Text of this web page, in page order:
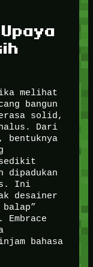
melihat
bangun
solid,
Dari
bentuknya
sedikit
dipadukan
Ini
desainer
bahasa